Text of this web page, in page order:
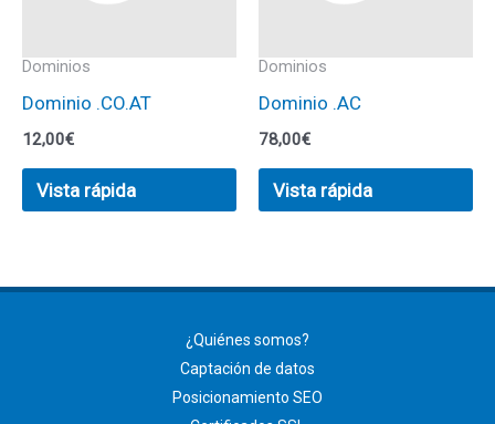
Dominios
Dominio .CO.AT
12,00€
Vista rápida
Dominios
Dominio .AC
78,00€
Vista rápida
¿Quiénes somos?
Captación de datos
Posicionamiento SEO